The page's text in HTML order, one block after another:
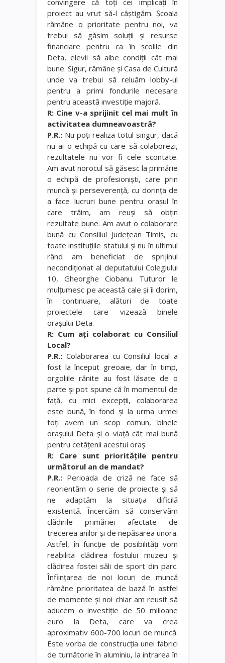
proiect au vrut să-l câştigăm. Şcoala
rămâne o prioritate pentru noi, va
trebui să găsim soluţii şi resurse
financiare pentru ca în şcolile din
Deta, elevii să aibe condiţii cât mai
bune. Sigur, rămâne şi Casa de Cultură
unde va trebui să reluăm lobby-ul
pentru a primi fondurile necesare
pentru această investiţie majoră.
R: Cine v-a sprijinit cel mai mult în
activitatea dumneavoastră?
P.R.: Nu poţi realiza totul singur, dacă
nu ai o echipă cu care să colaborezi,
rezultatele nu vor fi cele scontate.
Am avut norocul să găsesc la primărie
o echipă de profesionişti, care prin
muncă şi perseverenţă, cu dorinţa de
a face lucruri bune pentru oraşul în
care trăim, am reuşi să obţin
rezultate bune. Am avut o colaborare
bună cu Consiliul Judeţean Timiş, cu
toate instituţiile statului şi nu în ultimul
rând am beneficiat de sprijinul
necondiţionat al deputatului Colegiului
10, Gheorghe Ciobanu. Tuturor le
mulţumesc pe această cale şi îi dorim,
în continuare, alături de toate
proiectele care vizează binele
oraşului Deta.
R: Cum aţi colaborat cu Consiliul
Local?
P.R.: Colaborarea cu Consiliul local a
fost la început greoaie, dar în timp,
orgoliile rănite au fost lăsate de o
parte şi pot spune că în momentul de
faţă, cu mici excepţii, colaborarea
este bună, în fond şi la urma urmei
toţi avem un scop comun, binele
oraşului Deta şi o viaţă cât mai bună
pentru cetăţenii acestui oraş.
R: Care sunt priorităţile pentru
următorul an de mandat?
P.R.: Perioada de criză ne face să
reorientăm o serie de proiecte şi să
ne adaptăm la situaţia dificilă
existentă. Încercăm să conservăm
clădirile primăriei afectate de
trecerea anilor şi de nepăsarea unora.
Astfel, în funcţie de posibilităţi vom
reabilita clădirea fostului muzeu şi
clădirea fostei săli de sport din parc.
Înfiinţarea de noi locuri de muncă
rămâne prioritatea de bază în astfel
de momente şi noi chiar am reusit să
aducem o investiţie de 50 milioane
euro la Deta, care va crea
aproximativ 600-700 locuri de muncă.
Este vorba de construcţia unei fabrici
de turnătorie în aluminiu, la intrarea în